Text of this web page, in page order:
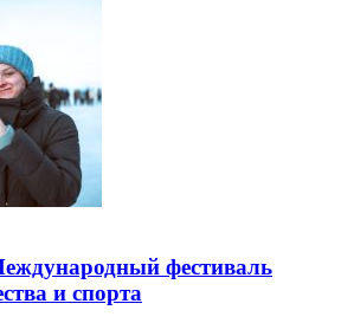
фестиваль
и спорта